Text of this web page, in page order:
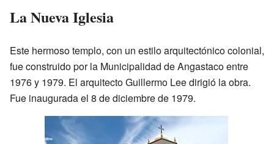
La Nueva Iglesia
Este hermoso templo, con un estilo arquitectónico colonial,
fue construido por la Municipalidad de Angastaco entre
1976 y 1979. El arquitecto Guillermo Lee dirigió la obra.
Fue inaugurada el 8 de diciembre de 1979.